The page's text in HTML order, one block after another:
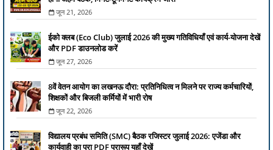
जून 21, 2026
ईको क्लब (Eco Club) जुलाई 2026 की मुख्य गतिविधियाँ एवं कार्य-योजना देखें
और PDF डाउनलोड करें
जून 27, 2026
8वें वेतन आयोग का लखनऊ दौरा: प्रतिनिधित्व न मिलने पर राज्य कर्मचारियों,
शिक्षकों और बिजली कर्मियों में भारी रोष
जून 22, 2026
विद्यालय प्रबंध समिति (SMC) बैठक रजिस्टर जुलाई 2026: एजेंडा और
कार्यवाही का पूरा PDF प्रारूप यहाँ देखें